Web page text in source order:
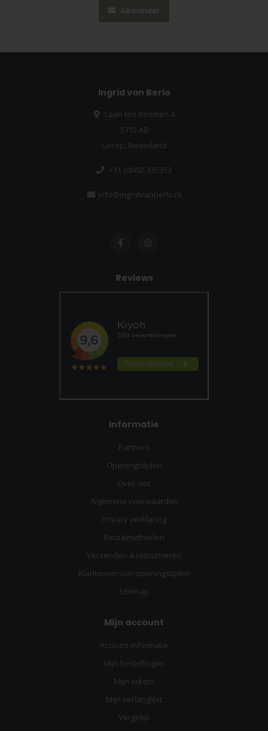
Ingrid van Berlo
Laan ten Boomen 4
5715 AB
Lierop, Nederland
+31 (0)492-335353
info@ingridvanberlo.nl
Reviews
Informatie
Partners
Openingstijden
Over ons
Algemene voorwaarden
Privacy verklaring
Betaalmethoden
Verzenden & retourneren
Klantenservice/openingstijden
Sitemap
Mijn account
Account informatie
Mijn bestellingen
Mijn tickets
Mijn verlanglijst
Vergelijk